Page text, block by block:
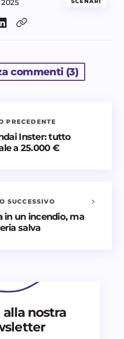
commenti (3)
aggiunti nuovi
PRECEDENTE
Inster: tutto
a 25.000 €
SUCCESSIVO
in un incendio, ma
salva
nostra